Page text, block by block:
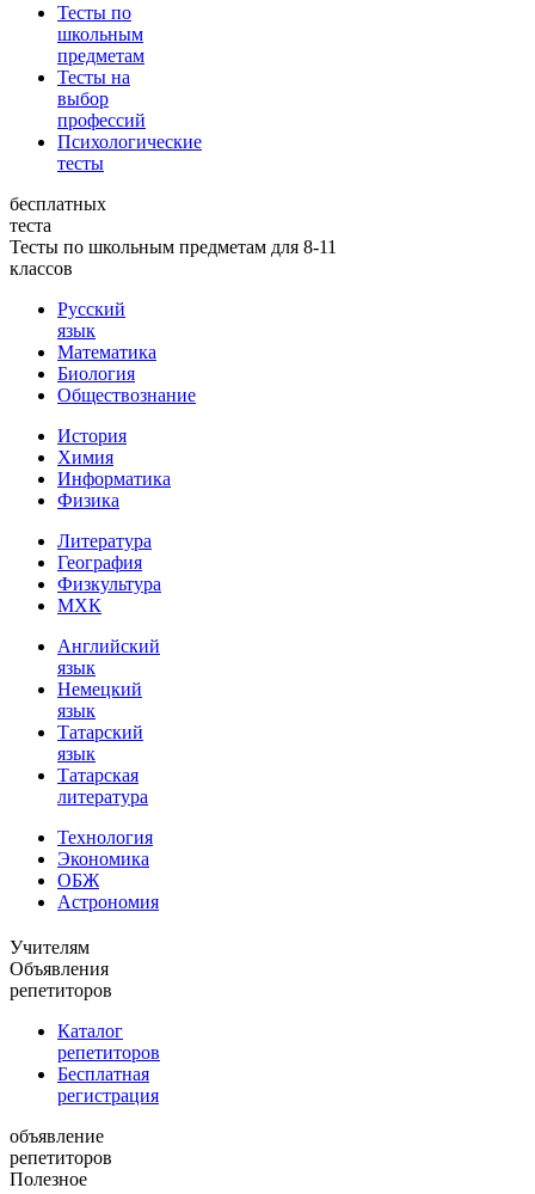
Тесты по
школьным
предметам
Тесты на
выбор
профессий
Психологические
тесты
бесплатных
теста
Тесты по школьным предметам для 8-11
классов
Русский
язык
Математика
Биология
Обществознание
История
Химия
Информатика
Физика
Литература
География
Физкультура
МХК
Английский
язык
Немецкий
язык
Татарский
язык
Татарская
литература
Технология
Экономика
ОБЖ
Астрономия
Учителям
Объявления
репетиторов
Каталог
репетиторов
Бесплатная
регистрация
объявление
репетиторов
Полезное